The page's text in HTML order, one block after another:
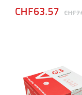
CHF63.57